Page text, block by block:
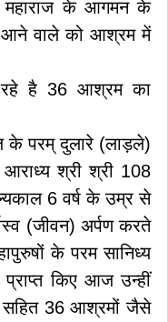
महाराज के आगमन के
आने वाले को आश्रम में
रहे है 36 आश्रम का
के परम् दुलारे (लाड़ले)
श्री श्री 108
6 वर्ष के उम्र से
(जीवन) अर्पण करते
के परम सानिध्य
प्राप्त किए आज उन्हीं
सहित 36 आश्रमों जैसे